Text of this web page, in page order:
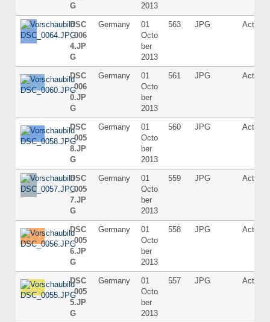
G
2013
DSC
_006
4.JP
G
Germany
01
Octo
ber
2013
563 JPG Active
DSC
_006
0.JP
G
Germany
01
Octo
ber
2013
561 JPG Active
DSC
_005
8.JP
G
Germany
01
Octo
ber
2013
560 JPG Active
DSC
_005
7.JP
G
Germany
01
Octo
ber
2013
559 JPG Active
DSC
_005
6.JP
G
Germany
01
Octo
ber
2013
558 JPG Active
DSC
_005
5.JP
G
Germany
01
Octo
ber
2013
557 JPG Active